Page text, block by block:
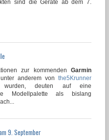
sind die Geräte ab dem 7.
zur kommenden Garmin
unter anderem vonthe5Krunner
wurden, deuten auf eine
Modellpalette als bislang
9. September